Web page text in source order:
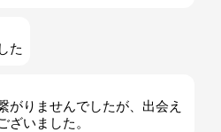
た
がりませんでしたが、出会え
ざいました。